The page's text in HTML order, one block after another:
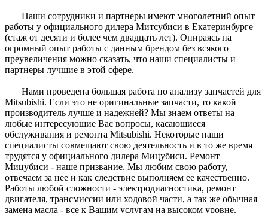
Наши сотрудники и партнеры имеют многолетний опыт
работы у официального дилера Митсубиси в Екатеринбурге
(стаж от десяти и более чем двадцать лет). Опираясь на
огромный опыт работы с данным брендом без всякого
преувеличения можно сказать, что наши специалисты и
партнеры лучшие в этой сфере.
Нами проведена большая работа по анализу запчастей для
Mitsubishi. Если это не оригинальные запчасти, то какой
производитель лучше и надежней? Мы знаем ответы на
любые интересующие Вас вопросы, касающиеся
обслуживания и ремонта Mitsubishi. Некоторые наши
специалисты совмещают свою деятельность и в то же время
трудятся у официального дилера Мицубиси. Ремонт
Мицубиси - наше призвание. Мы любим свою работу,
отвечаем за нее и как следствие выполняем ее качественно.
Работы любой сложности - электродиагностика, ремонт
двигателя, трансмиссии или ходовой части, а так же обычная
замена масла - все к Вашим услугам на высоком уровне.